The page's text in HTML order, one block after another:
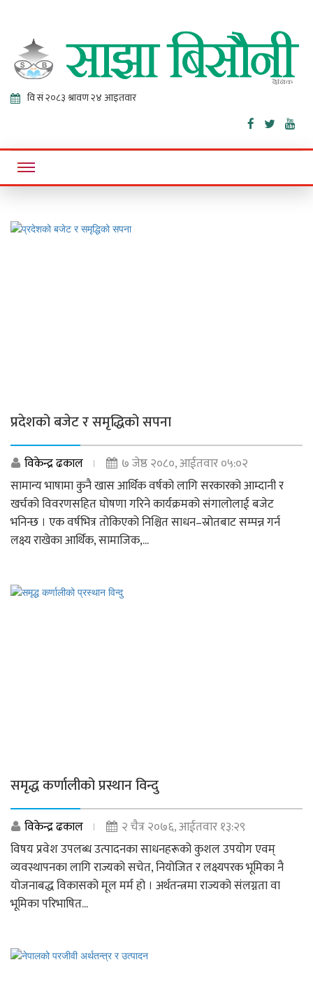
Sajha
Bisaunee
Online News Portal
प्रदेशको बजेट र समृद्धिको सपना
विकेन्द्र ढकाल
७ जेष्ठ २०८०, आईतवार ०५:०२
सामान्य भाषामा कुनै खास आर्थिक वर्षको लागि सरकारको आम्दानी र
खर्चको विवरणसहित घोषणा गरिने कार्यक्रमको संगालोलाई बजेट
भनिन्छ । एक वर्षभित्र तोकिएको निश्चित साधन–स्रोतबाट सम्पन्न गर्न
लक्ष्य राखेका आर्थिक, सामाजिक,...
समृद्ध कर्णालीको प्रस्थान विन्दु
विकेन्द्र ढकाल
२ चैत्र २०७६, आईतवार १३:२९
विषय प्रवेश उपलब्ध उत्पादनका साधनहरूको कुशल उपयोग एवम्
व्यवस्थापनका लागि राज्यको सचेत, नियोजित र लक्ष्यपरक भूमिका नै
योजनाबद्ध विकासको मूल मर्म हो । अर्थतन्त्रमा राज्यको संलग्नता वा
भूमिका परिभाषित...